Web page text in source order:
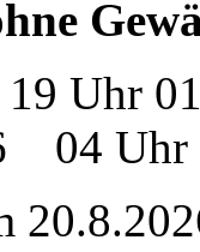
Uhr
04 Uhr